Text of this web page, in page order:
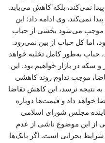
نمی‌کند، بلکه کاهش می‌یابد.
نمی‌کند. وی ادامه داد: این
موجب می‌شود بخشی از حباب
اما کل حباب از بین نمی‌رود.
حباب به‌طور کامل تخلیه خواهد
سکه در بازار خواهیم بود. این
موجب تداوم روند کاهشی
نتیجه نرسد، این کاهش تقاضا
خواهد داد و قیمت‌ها دوباره
مجلس شورای اسلامی
از این موضوع ناشی از عدم
شرایط بحرانی است. اگر بانک‌ها